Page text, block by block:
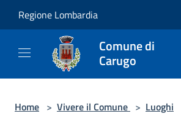
Regione Lombardia
Comune di
Carugo
Home > Vivere il Comune > Luoghi